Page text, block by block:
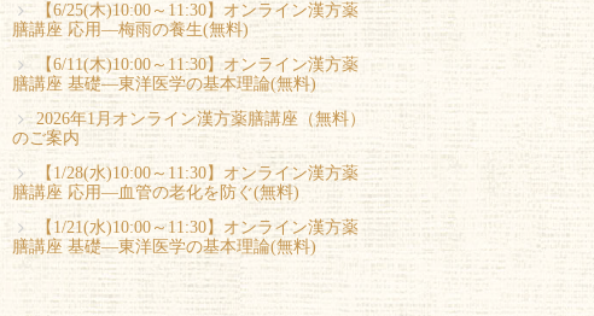
【6/25(木)10:00～11:30】オンライン漢方薬
膳講座 応用―梅雨の養生(無料)
【6/11(木)10:00～11:30】オンライン漢方薬
膳講座 基礎―東洋医学の基本理論(無料)
2026年1月オンライン漢方薬膳講座（無料）
のご案内
【1/28(水)10:00～11:30】オンライン漢方薬
膳講座 応用―血管の老化を防ぐ(無料)
【1/21(水)10:00～11:30】オンライン漢方薬
膳講座 基礎―東洋医学の基本理論(無料)